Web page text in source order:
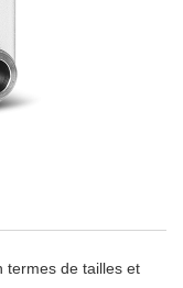
termes de tailles et